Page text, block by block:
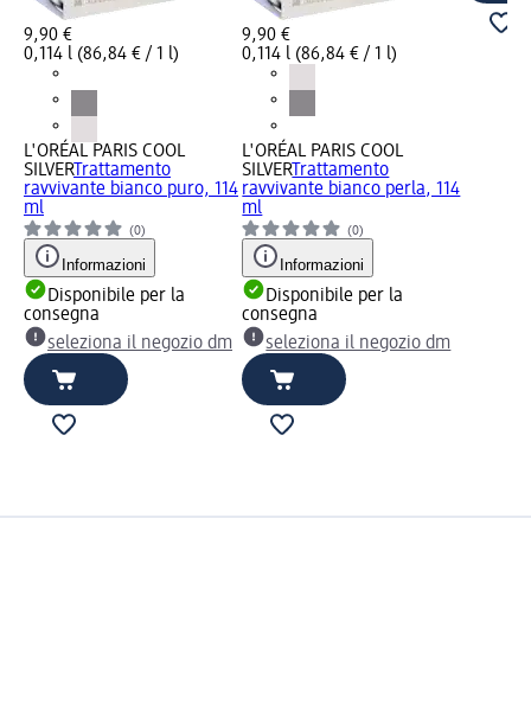
9,90 €
0,114 l (86,84 € / 1 l)
L'ORÉAL PARIS COOL
SILVERTrattamento
ravvivante bianco puro, 114
ml
(0)
Informazioni
Disponibile per la
consegna
seleziona il negozio dm
9,90 €
0,114 l (86,84 € / 1 l)
L'ORÉAL PARIS COOL
SILVERTrattamento
ravvivante bianco perla, 114
ml
(0)
Informazioni
Disponibile per la
consegna
seleziona il negozio dm